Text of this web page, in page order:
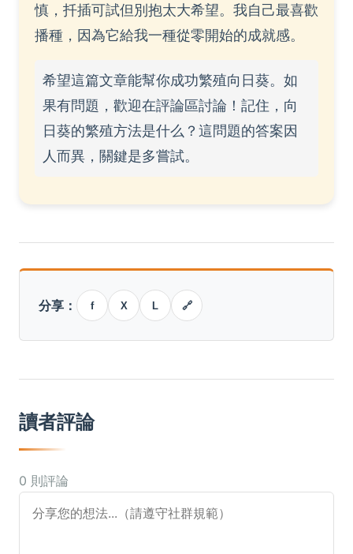
慎，扦插可試但別抱太大希望。我自己最喜歡
播種，因為它給我一種從零開始的成就感。
希望這篇文章能幫你成功繁殖向日葵。如
果有問題，歡迎在評論區討論！記住，向
日葵的繁殖方法是什么？這問題的答案因
人而異，關鍵是多嘗試。
分享： f X L 🔗
讀者評論
0 則評論